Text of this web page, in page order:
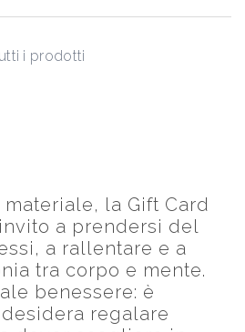
i prodotti
la Gift Card
a prendersi del
a rallentare e a
tra corpo e mente.
benessere: è
regalare